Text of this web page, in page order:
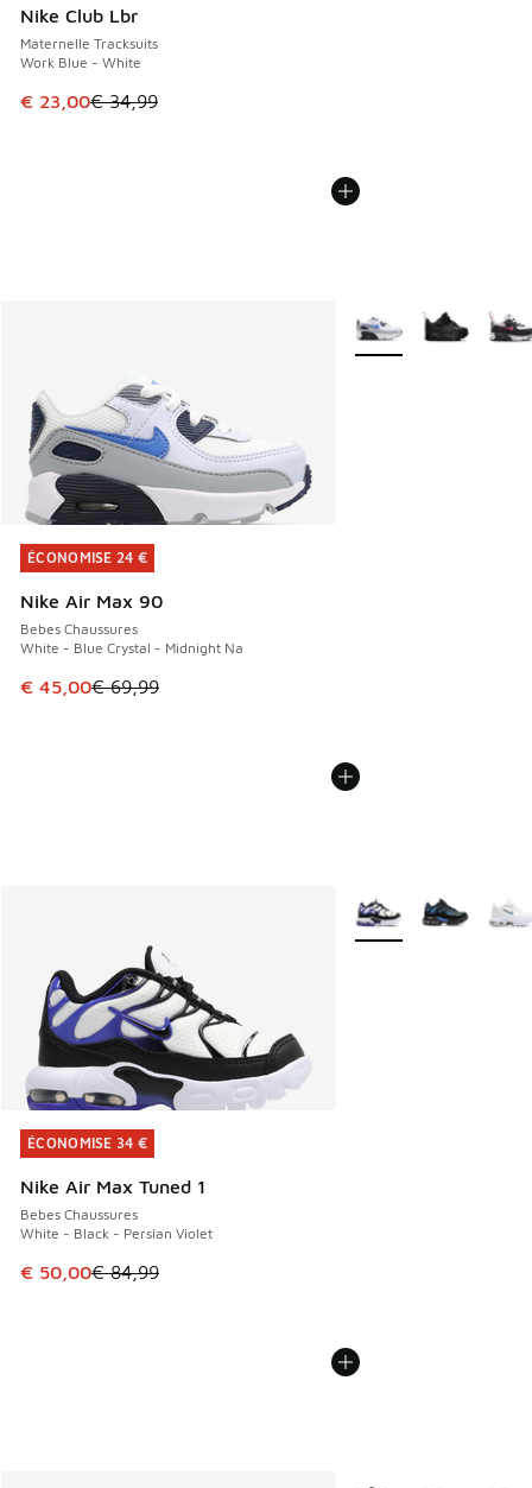
Nike Club Lbr
Maternelle Tracksuits
Work Blue - White
Cet article est en promotion. Prix en baisse de € 34,99 à
€ 23,00€ 34,99
ÉCONOMISE 24 €
Nike Air Max 90
Bebes Chaussures
White - Blue Crystal - Midnight Na
Cet article est en promotion. Prix en baisse de € 69,99 à
€ 45,00€ 69,99
ÉCONOMISE 24 €
Plus de couleurs
ÉCONOMISE 34 €
Nike Air Max Tuned 1
Bebes Chaussures
White - Black - Persian Violet
Cet article est en promotion. Prix en baisse de € 84,99 à
€ 50,00€ 84,99
ÉCONOMISE 34 €
Plus de couleurs